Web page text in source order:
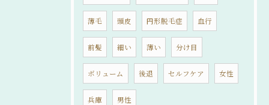
薄毛 頭皮 円形脱毛症 血行
前髪 細い 薄い 分け目
ボリューム 後退 セルフケア 女性
兵庫 男性